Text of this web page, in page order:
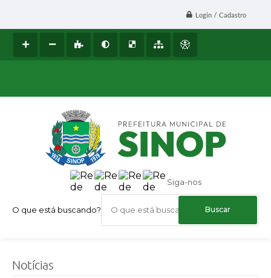
Login / Cadastro
Siga-nos
O que está buscando?
Notícias